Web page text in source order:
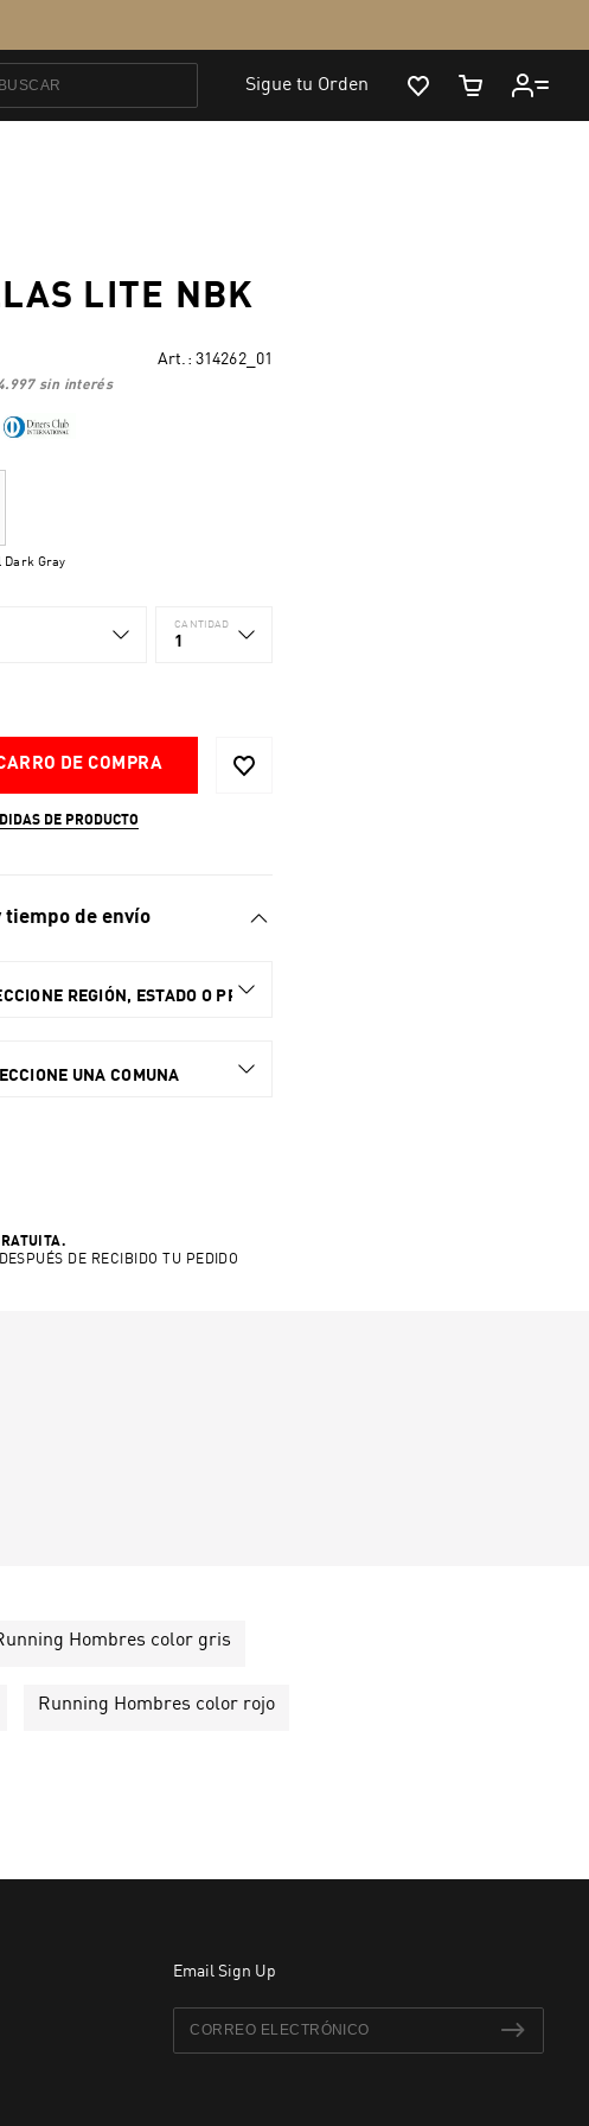
LITE NBK
Art.: 314262_01
sin interés
Dark Gray
CANTIDAD
1
DE COMPRA
DE PRODUCTO
de envío
REGIÓN, ESTADO O PROVINCIA.
UNA COMUNA
DE RECIBIDO TU PEDIDO
Hombres color gris
Running Hombres color rojo